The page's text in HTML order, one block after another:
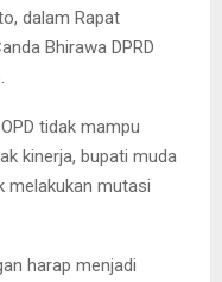
dalam Rapat
Bhirawa DPRD
tidak mampu
kinerja, bupati muda
melakukan mutasi
harap menjadi